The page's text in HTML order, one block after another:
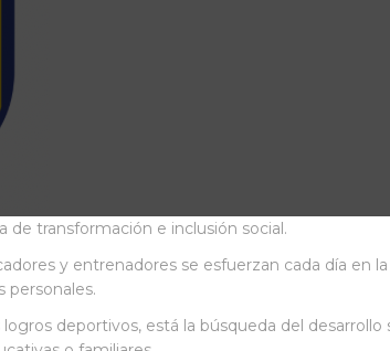
de transformación e inclusión social.
y entrenadores se esfuerzan cada día en
personales.
deportivos, está la búsqueda del